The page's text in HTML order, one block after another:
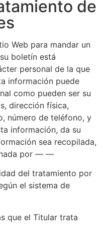
de
Web para mandar un
boletín está
personal de la que
información puede
como pueden ser su
dirección física,
número de teléfono, y
información, da su
sea recopilada,
por — —
del tratamiento por
el sistema de
que el Titular trata